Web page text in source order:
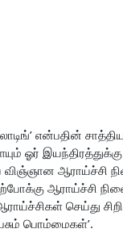
என்பதின்
ஆராய்ச்சி
ஆராய்ச்சி
செய்து
பொம்மைகள்’.